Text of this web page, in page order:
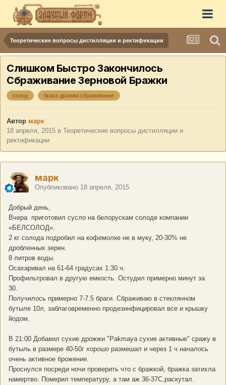
Теоретические вопросы дистилляции и ректификации
Слишком Быстро Закончилось
Сбраживание Зерновой Бражки
солод брага дрожжи сбраживание
Автор марк
18 апреля, 2015 в Теоретические вопросы дистилляции и
ректификации
марк
Опубликовано 18 апреля, 2015
Добрый день,
Вчера приготовил сусло на белорускам солоде компании
«БЕЛСОЛОД».
2 кг солода подробил на кофемолке не в муку, 20-30% не
дробленных зерен.
8 литров воды.
Осахаривал на 61-64 градусах 1:30 ч.
Профильтровал в другую емкость. Остудил примерно минут за
30.
Получилось примерно 7-7.5 браги. Сбраживаю в стеклянном
бутыле 10л, заблаговременно продезинфицировал все и крышку
йодом.
В 21:00 Добавил сухие дрожжи "Pakmaya сухие активные" сражу в
бутыль в размере 40-50г хорошо размешал и через 1 ч началось
очень активное брожение.
Проснулся посреди ночи проверить что с бражкой, бражка затихла
намертво. Померил температуру, а там аж 36-37С,раскутал.